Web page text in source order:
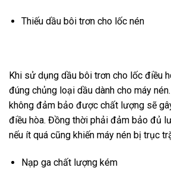
Thiếu dầu bôi trơn cho lốc nén
Khi sử dụng dầu bôi trơn cho lốc điều
đúng chủng loại dầu dành cho máy
không đảm bảo được chất lượng sẽ
điều hòa. Đồng thời phải đảm bảo đủ
nếu ít quá cũng khiến máy nén bị trục
Nạp ga chất lượng kém